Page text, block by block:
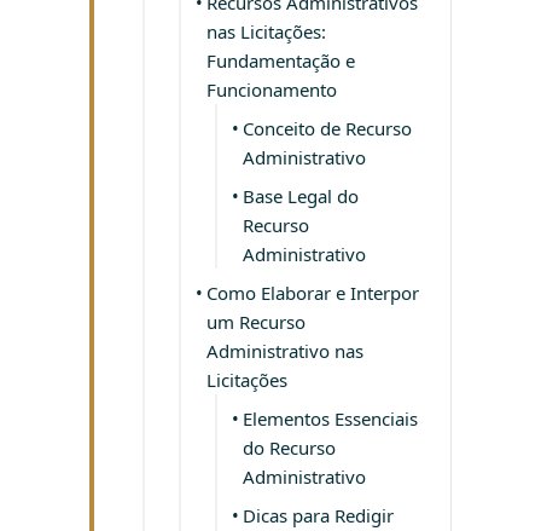
nas Licitações:
Fundamentação e
Funcionamento
Conceito de Recurso
Administrativo
Base Legal do
Recurso
Administrativo
Como Elaborar e Interpor
um Recurso
Administrativo nas
Licitações
Elementos Essenciais
do Recurso
Administrativo
Dicas para Redigir